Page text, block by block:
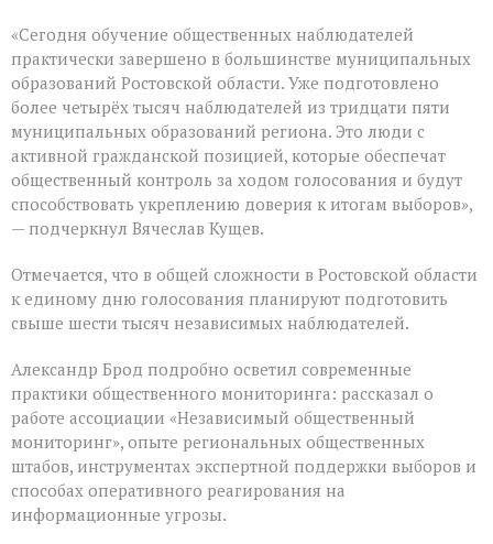
«Сегодня обучение общественных наблюдателей
практически завершено в большинстве муниципальных
образований Ростовской области. Уже подготовлено
более четырёх тысяч наблюдателей из тридцати пяти
муниципальных образований региона. Это люди с
активной гражданской позицией, которые обеспечат
общественный контроль за ходом голосования и будут
способствовать укреплению доверия к итогам выборов»,
— подчеркнул Вячеслав Кущев.
Отмечается, что в общей сложности в Ростовской области
к единому дню голосования планируют подготовить
свыше шести тысяч независимых наблюдателей.
Александр Брод подробно осветил современные
практики общественного мониторинга: рассказал о
работе ассоциации «Независимый общественный
мониторинг», опыте региональных общественных
штабов, инструментах экспертной поддержки выборов и
способах оперативного реагирования на
информационные угрозы.